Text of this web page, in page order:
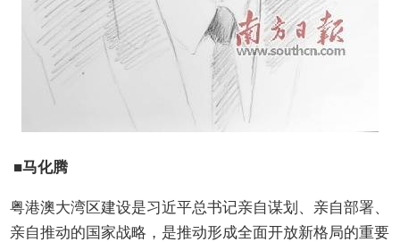
■马化腾
粤港澳大湾区建设是习近平总书记亲自谋划、亲自部署、
亲自推动的国家战略，是推动形成全面开放新格局的重要